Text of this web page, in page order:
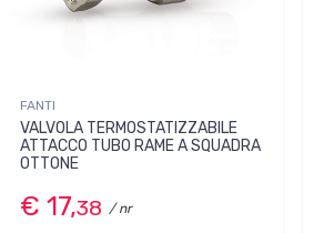
FANTI
VALVOLA TERMOSTATIZZABILE
ATTACCO TUBO RAME A SQUADRA
OTTONE
€ 17,38 / nr